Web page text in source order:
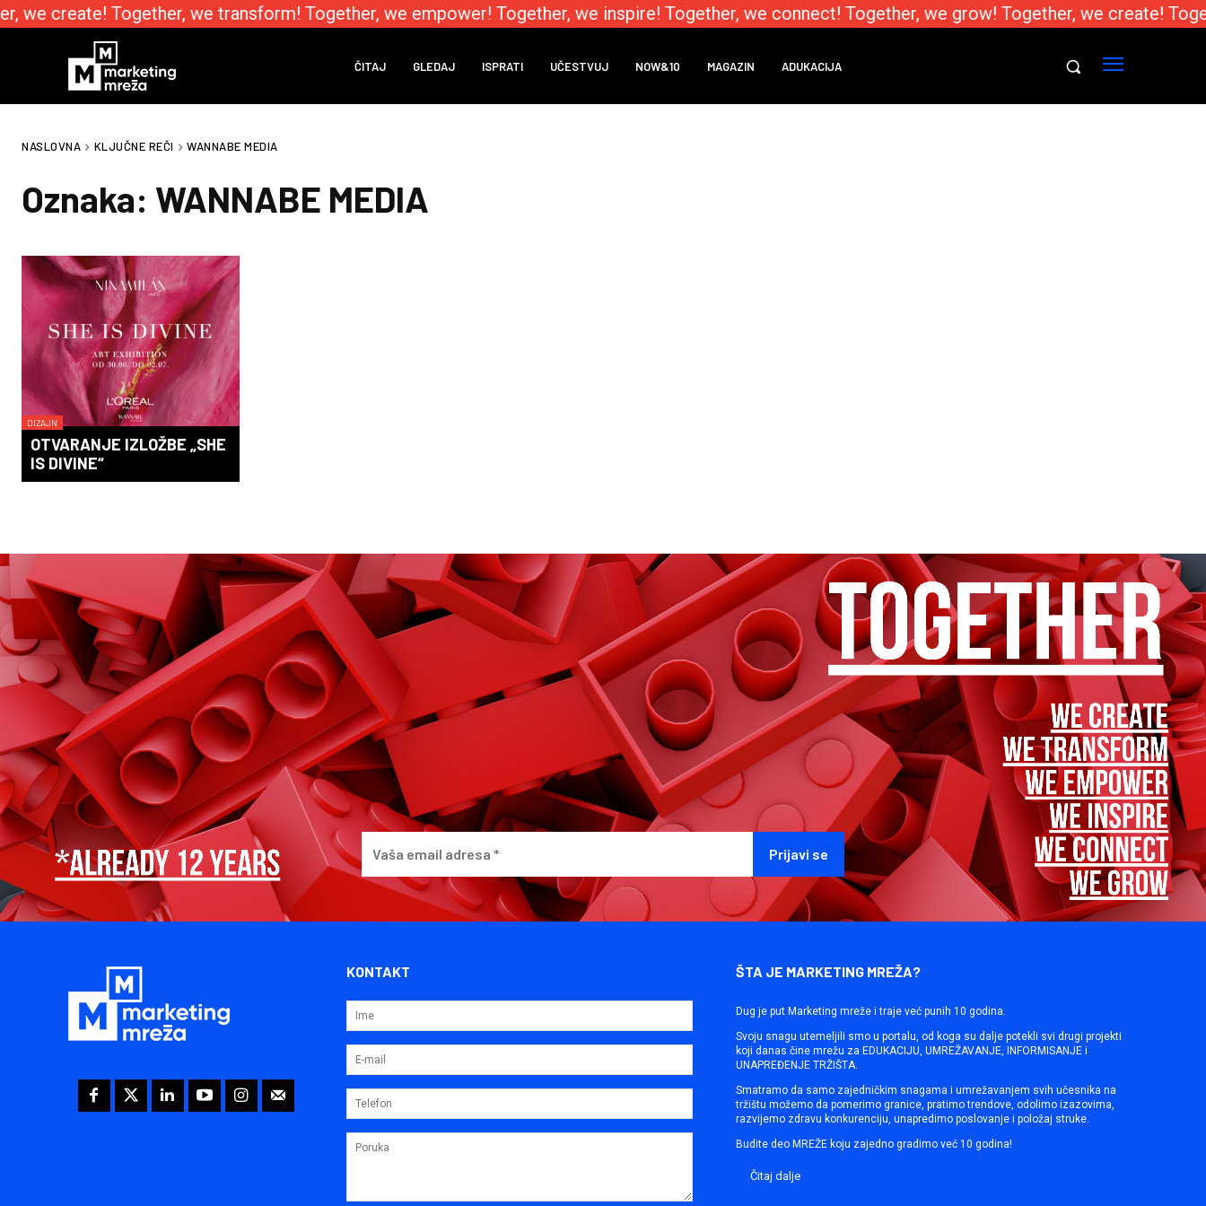
we create! Together, we transform! Together, we empower! Together, we inspire! Together, we connect! Together, we grow! Together, we create!
ČITAJ GLEDAJ ISPRATI UČESTVUJ NOW&10 MAGAZIN ADUKACIJA
NASLOVNA KLJUČNE REČI WANNABE MEDIA
Oznaka: WANNABE MEDIA
DIZAJN
OTVARANJE IZLOŽBE „SHE
IS DIVINE“
KONTAKT ŠTA JE MARKETING MREŽA?
Dug je put Marketing mreže i traje već punih 10 godina.
Svoju snagu utemeljili smo u portalu, od koga su dalje potekli svi drugi projekti
koji danas čine mrežu za EDUKACIJU, UMREŽAVANJE, INFORMISANJE i
UNAPREĐENJE TRŽIŠTA.
Smatramo da samo zajedničkim snagama i umrežavanjem svih učesnika na
tržištu možemo da pomerimo granice, pratimo trendove, odolimo izazovima,
razvijemo zdravu konkurenciju, unapredimo poslovanje i položaj struke.
Budite deo MREŽE koju zajedno gradimo već 10 godina!
Čitaj dalje